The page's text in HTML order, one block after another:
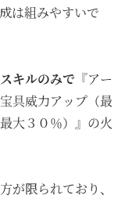
は組みやすいで
スキルのみで 『アー
具威力アップ（最
大３０％）』の火
が限られており、